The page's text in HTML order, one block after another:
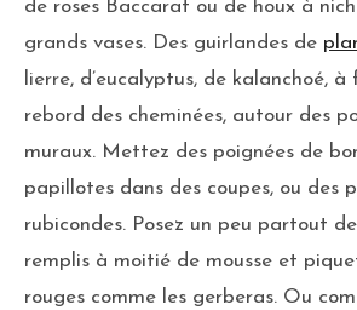
de roses Baccarat ou de houx à
grands vases. Des guirlandes de
lierre, d’eucalyptus, de kalanchoé,
rebord des cheminées, autour des
muraux. Mettez des poignées de
papillotes dans des coupes, ou des
rubicondes. Posez un peu partout
remplis à moitié de mousse et
rouges comme les gerberas. Ou